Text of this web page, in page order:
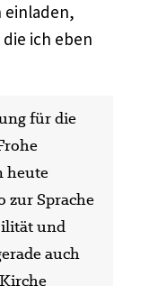
einladen,
ich eben
für die
heute
zur Sprache
und
auch